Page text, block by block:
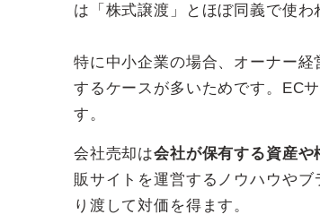
は「株式譲渡」とほぼ同義で使わ
特に中小企業の場合、オーナー
するケースが多いためです。EC
す。
会社売却は会社が保有する資産
販サイトを運営するノウハウや
り渡して対価を得ます。